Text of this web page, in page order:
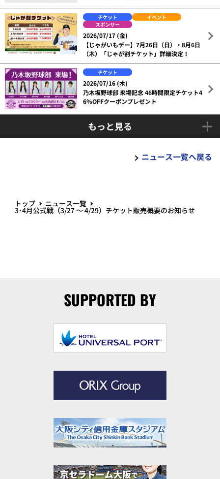
チケット
イベント
スポンサー
2026/07/17 (金)
【じゃがいもデー】7月26日（日）・8月6日
（木）「じゃが割チケット」詳細決定！
チケット
2026/07/16 (木)
乃木坂野球部 来場記念 46時間限定チケット4
6%OFFクーポンプレゼント
もっと見る
ニュース一覧へ戻る
トップ ニュース一覧
3･4月公式戦（3/27 ～ 4/29）チケット販売概要のお知らせ
SUPPORTED BY